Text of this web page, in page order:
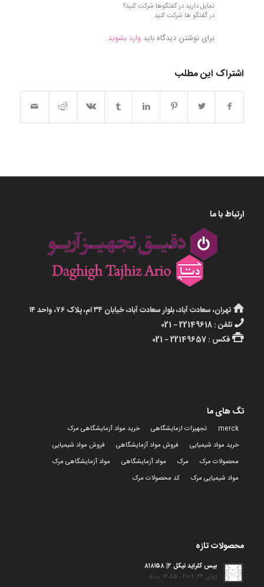
تمایل دارید در گفتگوها شرکت کنید؟
در گفتگو ها شرکت کنید.
برای نوشتن دیدگاه باید وارد بشوید.
اشتراک این مطلب
ارتباط با ما
تهران، سعادت آباد، بلوار سعادت آباد، خیابان ۳۴ ام، پلاک ۷۶، واحد ۱۴
تلفن : 22149618 – 021
فکس : 22149657 – 021
تگ های ما
merck تجهیزات ازمایشگاهی
خرید مواد آزمایشگاهی مرک
خرید مواد شیمیایی
فروش مواد آزمایشگاهی
فروش مواد شیمیایی
محصولات مرک
مرک مواد آزمایشگاهی
مواد آزمایشگاهی مرک
مواد شیمیایی مرک
کد محصولات مرک
محصولات تازه
بیس کلراید نیکل ۲| ۸۱۸۱۵۸
ژوئن 24, 2019 - 12:55 ب.ظ